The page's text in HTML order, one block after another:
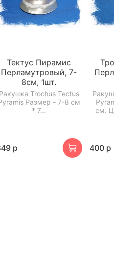
Тектус Пирамис
Перламутровый, 7-
8см, 1шт.
Ракушка Trochus Tectus
Размер - 7-8 см
* 7...
р
см.
400 р